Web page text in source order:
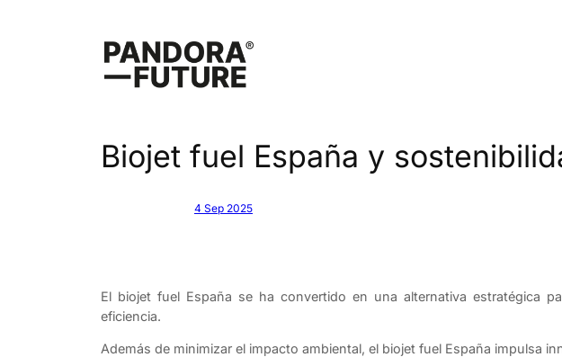
Biojet fuel España y
4 Sep 2025
El biojet fuel España se ha convertido en una alternativa estratégica
eficiencia.
Además de minimizar el impacto ambiental, el biojet fuel España impulsa